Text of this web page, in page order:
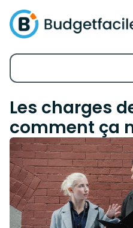
Les charges
comment ça